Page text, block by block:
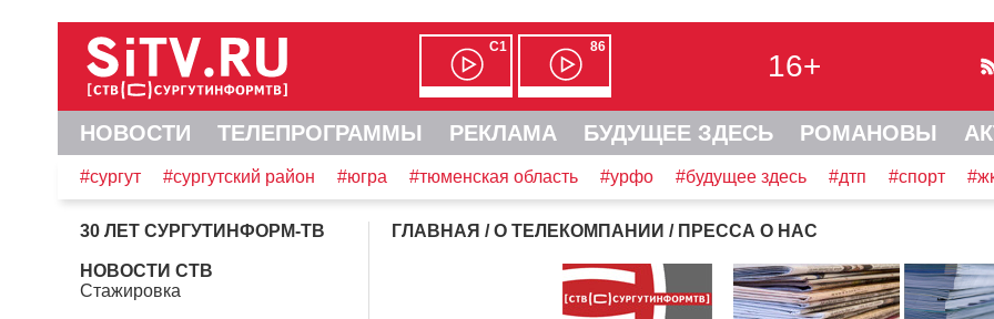
С1 86
16+
НОВОСТИ ТЕЛЕПРОГРАММЫ РЕКЛАМА БУДУЩЕЕ ЗДЕСЬ РОМАНОВЫ
#сургут #сургутский район #югра #тюменская область #урфо #будущее здесь #дтп #спорт
ГЛАВНАЯ /О ТЕЛЕКОМПАНИИ / ПРЕССА О НАС
30 ЛЕТ СУРГУТИНФОРМ-ТВ
НОВОСТИ СТВ
Стажировка